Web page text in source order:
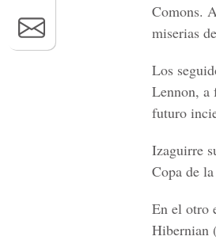
Comons.
miserias
Los
Lennon, a
futuro
Izaguirre
Copa de
En el otro
Hibernian